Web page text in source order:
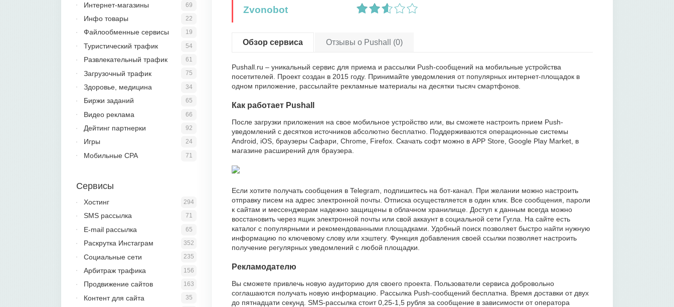
Zvonobot
Обзор сервиса Отзывы о Pushall (0)
Pushall.ru – уникальный сервис для приема и рассылки Push-сообщений на мобильные устройства
посетителей. Проект создан в 2015 году. Принимайте уведомления от популярных интернет-площадок в
одном приложение, рассылайте рекламные материалы на десятки тысяч смартфонов.
Как работает Pushall
После загрузки приложения на свое мобильное устройство или, вы сможете настроить прием Push-
уведомлений с десятков источников абсолютно бесплатно. Поддерживаются операционные системы
Android, iOS, браузеры Сафари, Chrome, Firefox. Скачать софт можно в APP Store, Google Play Market, в
магазине расширений для браузера.
Если хотите получать сообщения в Telegram, подпишитесь на бот-канал. При желании можно настроить
отправку писем на адрес электронной почты. Отписка осуществляется в один клик. Все сообщения, пароли
к сайтам и мессенджерам надежно защищены в облачном хранилище. Доступ к данным всегда можно
восстановить через ящик электронной почты или свой аккаунт в социальной сети Гугла. На сайте есть
каталог с популярными и рекомендованными площадками. Удобный поиск позволяет быстро найти нужную
информацию по ключевому слову или хэштегу. Функция добавления своей ссылки позволяет настроить
получение регулярных уведомлений с любой площадки.
Рекламодателю
Вы сможете привлечь новую аудиторию для своего проекта. Пользователи сервиса добровольно
соглашаются получать новую информацию. Рассылка Push-сообщений бесплатна. Время доставки от двух
до пятнадцати секунд. SMS-рассылка стоит 0,25-1,5 рубля за сообщение в зависимости от оператора
69
Интернет-магазины
22
Инфо товары
19
Файлообменные сервисы
54
Туристический трафик
61
Развлекательный трафик
75
Загрузочный трафик
34
Здоровье, медицина
65
Биржи заданий
66
Видео реклама
92
Дейтинг партнерки
24
Игры
71
Мобильные CPA
Сервисы
294
Хостинг
71
SMS рассылка
65
E-mail рассылка
352
Раскрутка Инстаграм
235
Социальные сети
156
Арбитраж трафика
163
Продвижение сайтов
35
Контент для сайта